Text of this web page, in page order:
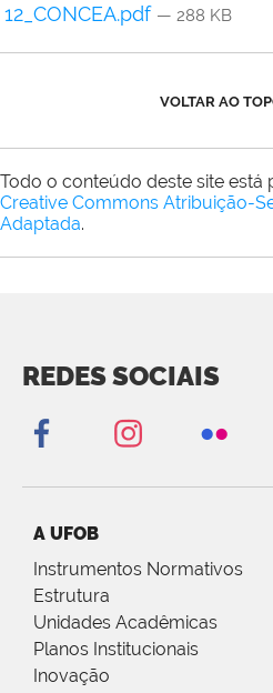
12_CONCEA.pdf — 288 KB
VOLTAR AO
Todo o conteúdo deste site está
Creative Commons Atribuição-
Adaptada.
REDES SOCIAIS
A UFOB
Instrumentos Normativos
Estrutura
Unidades Acadêmicas
Planos Institucionais
Inovação